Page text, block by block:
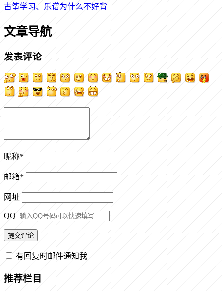
古筝学习、乐谱为什么不好背
文章导航
发表评论
昵称*
邮箱*
网址
QQ
有回复时邮件通知我
推荐栏目